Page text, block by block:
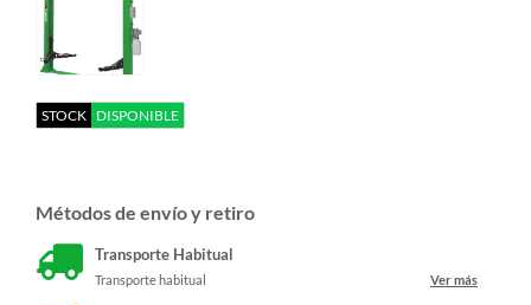
STOCK DISPONIBLE
Métodos de envío y retiro
Transporte Habitual
Transporte habitual Ver más